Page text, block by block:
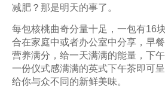
减肥？那是明天的事了。
每包核桃曲奇分量十足，一包有16
合在家庭中或者办公室中分享，早
营养满分，给一天满满的能量，下
一份仪式感满满的英式下午茶即可呈
给你与众不同的新鲜美味。